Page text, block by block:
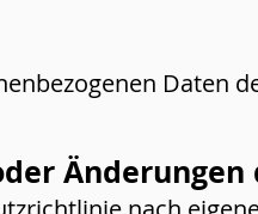
Daten